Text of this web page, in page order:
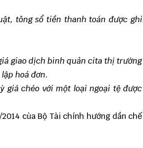
tông sổ tiền thanh toán được ghi
giao dịch bình quản cita thị trường
hoá đơn.
giá chéo với một loại ngoại tệ được
cùa Bộ Tài chính hướng dần chế